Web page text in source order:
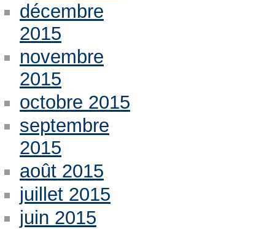
décembre
2015
novembre
2015
octobre 2015
septembre
2015
août 2015
juillet 2015
juin 2015